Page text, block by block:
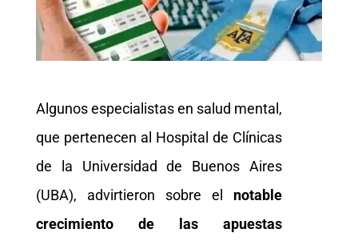
Algunos especialistas en salud mental,
que pertenecen al Hospital de Clínicas
de la Universidad de Buenos Aires
(UBA), advirtieron sobre el notable
crecimiento de las apuestas